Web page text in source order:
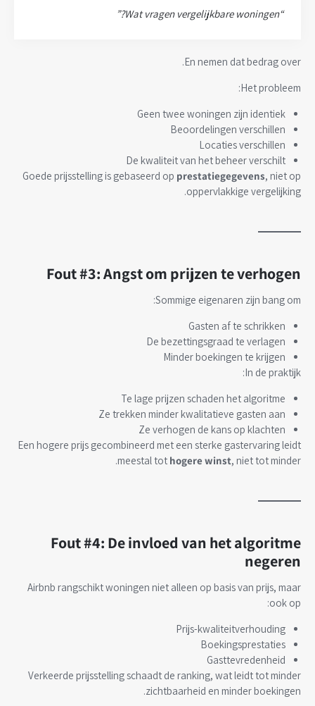
“Wat vragen vergelijkbare woningen?”
En nemen dat bedrag over.
Het probleem:
Geen twee woningen zijn identiek
Beoordelingen verschillen
Locaties verschillen
De kwaliteit van het beheer verschilt
Goede prijsstelling is gebaseerd op prestatiegegevens, niet op
oppervlakkige vergelijking.
Fout #3: Angst om prijzen te verhogen
Sommige eigenaren zijn bang om:
Gasten af te schrikken
De bezettingsgraad te verlagen
Minder boekingen te krijgen
In de praktijk:
Te lage prijzen schaden het algoritme
Ze trekken minder kwalitatieve gasten aan
Ze verhogen de kans op klachten
Een hogere prijs gecombineerd met een sterke gastervaring leidt
meestal tot hogere winst, niet tot minder.
Fout #4: De invloed van het algoritme
negeren
Airbnb rangschikt woningen niet alleen op basis van prijs, maar
ook op:
Prijs-kwaliteitverhouding
Boekingsprestaties
Gasttevredenheid
Verkeerde prijsstelling schaadt de ranking, wat leidt tot minder
zichtbaarheid en minder boekingen.